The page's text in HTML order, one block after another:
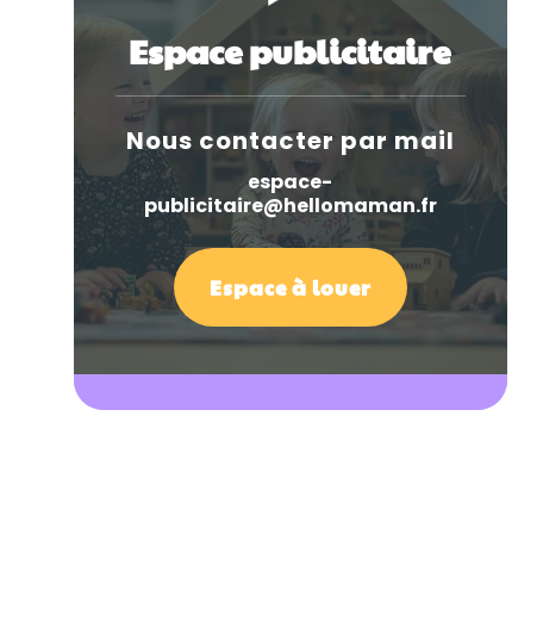
Espace publicitaire
Nous contacter par mail
espace-
publicitaire@hellomaman.fr
Espace à louer